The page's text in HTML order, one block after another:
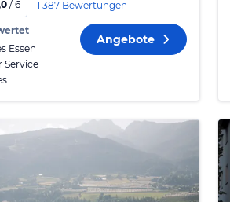
/ 6 1 387 Bewertungen
Essen
Service
Angebote